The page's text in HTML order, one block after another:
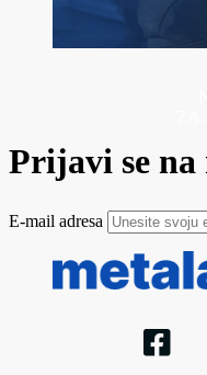
Prijavi se na
E-mail adresa